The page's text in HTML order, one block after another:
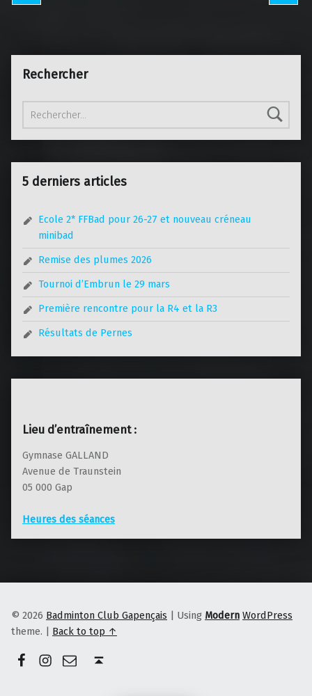
Rechercher
Rechercher :
5 derniers articles
Ecole 2* FFBad pour 26-27 et nouveau créneau
minibad
Remise des plumes 2026
Tournoi d’Embrun le 29 mars
Première rencontre pour la R4 et la R3
Résultats de Pernes
Lieu d’entraînement :
Gymnase GALLAND
Avenue de Traunstein
05 000 Gap
Heures des séances
© 2026 Badminton Club Gapençais | Using Modern WordPress
theme. | Back to top ↑